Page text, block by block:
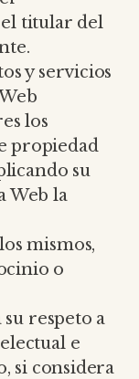
titular del
y servicios
los
propiedad
su
Web la
mismos,
o
respeto a
e
si considera